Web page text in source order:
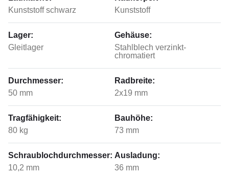
Kunststoff schwarz
Kunststoff
Lager:
Gleitlager
Gehäuse:
Stahlblech verzinkt-
chromatiert
Durchmesser:
50 mm
Radbreite:
2x19 mm
Tragfähigkeit:
80 kg
Bauhöhe:
73 mm
Schraublochdurchmesser:
10,2 mm
Ausladung:
36 mm